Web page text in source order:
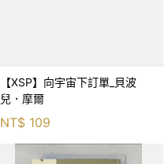
【XSP】向宇宙下訂單_貝波
兒．摩爾
NT$ 109